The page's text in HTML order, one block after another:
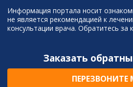
Информация портала носит
не является рекомендацией к
консультации врача. Обратитесь за
Заказать
ПЕРЕЗВОНИТЕ